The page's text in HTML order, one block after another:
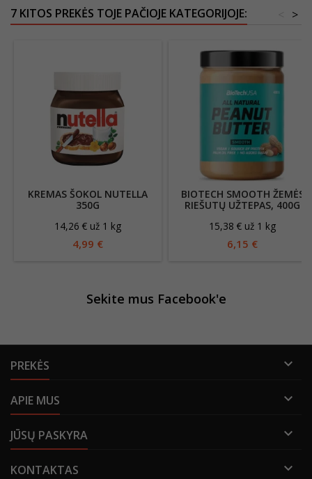
7 KITOS PREKĖS TOJE PAČIOJE KATEGORIJOJE: >
KREMAS ŠOKOL NUTELLA
350G
14,26 € už 1 kg
4,99 €
BIOTECH SMOOTH ŽEMĖS
RIEŠUTŲ UŽTEPAS, 400G
15,38 € už 1 kg
6,15 €
Sekite mus Facebook'e
PREKĖS 
APIE MUS 
JŪSŲ PASKYRA 
KONTAKTAS 